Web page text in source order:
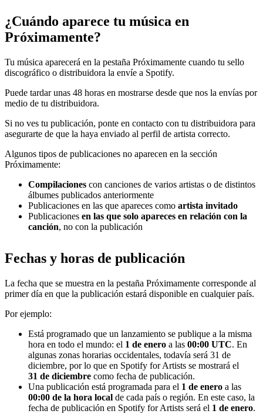
¿Cuándo aparece tu música en
Próximamente?
Tu música aparecerá en la pestaña Próximamente cuando tu sello
discográfico o distribuidora la envíe a Spotify.
Puede tardar unas 48 horas en mostrarse desde que nos la envías por
medio de tu distribuidora.
Si no ves tu publicación, ponte en contacto con tu distribuidora para
asegurarte de que la haya enviado al perfil de artista correcto.
Algunos tipos de publicaciones no aparecen en la sección
Próximamente:
Compilaciones con canciones de varios artistas o de distintos
álbumes publicados anteriormente
Publicaciones en las que apareces como artista invitado
Publicaciones en las que solo apareces en relación con la
canción, no con la publicación
Fechas y horas de publicación
La fecha que se muestra en la pestaña Próximamente corresponde al
primer día en que la publicación estará disponible en cualquier país.
Por ejemplo:
Está programado que un lanzamiento se publique a la misma
hora en todo el mundo: el 1 de enero a las 00:00 UTC. En
algunas zonas horarias occidentales, todavía será 31 de
diciembre, por lo que en Spotify for Artists se mostrará el
31 de diciembre como fecha de publicación.
Una publicación está programada para el 1 de enero a las
00:00 de la hora local de cada país o región. En este caso, la
fecha de publicación en Spotify for Artists será el 1 de enero.